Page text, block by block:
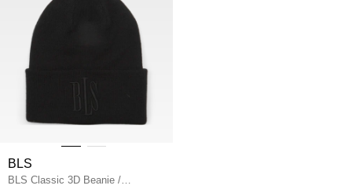
BLS
BLS Classic 3D Beanie /